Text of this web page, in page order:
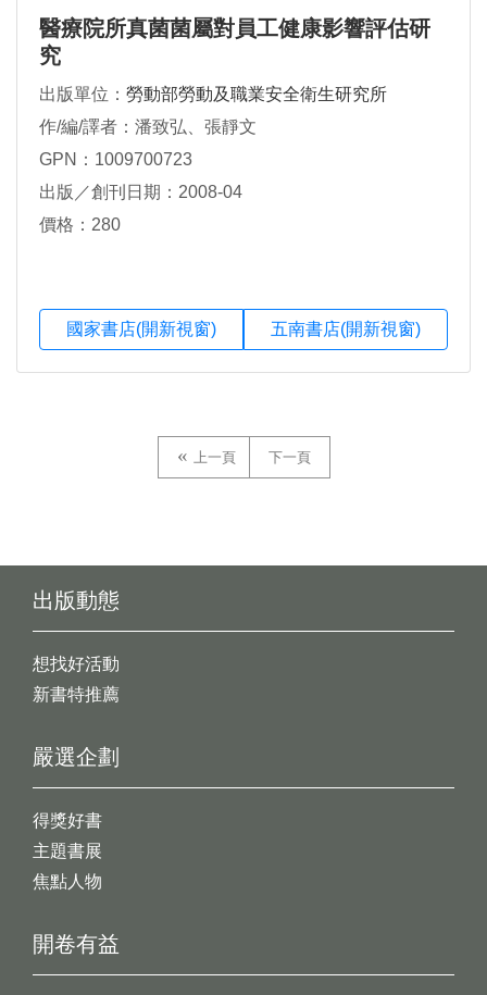
醫療院所真菌菌屬對員工健康影響評估研
究
出版單位： 勞動部勞動及職業安全衛生研究所
作/編/譯者：潘致弘、張靜文
GPN：1009700723
出版／創刊日期：2008-04
價格：280
國家書店(開新視窗) 五南書店(開新視窗)
上一頁 下一頁
出版動態
想找好活動
新書特推薦
開卷有益
嚴選企劃
得獎好書
主題書展
焦點人物